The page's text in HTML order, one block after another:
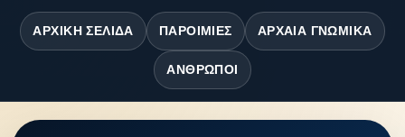
ΑΡΧΙΚΉ ΣΕΛΊΔΑ ΠΑΡΟΙΜΊΕΣ ΑΡΧΑΊΑ ΓΝΩΜΙΚΆ
ΆΝΘΡΩΠΟΙ